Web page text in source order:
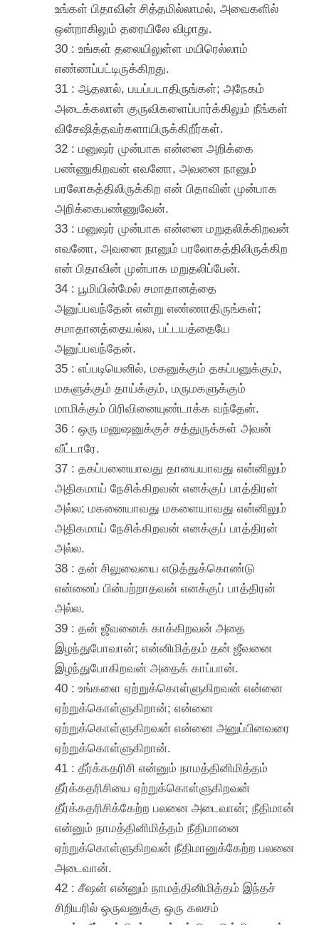
உங்கள் பிதாவின் சித்தமில்லாமல், அவைகளில்
ஒன்றாகிலும் தரையிலே விழாது.
30 : உங்கள் தலையிலுள்ள மயிரெல்லாம்
எண்ணப்பட்டிருக்கிறது.
31 : ஆதலால், பயப்படாதிருங்கள்; அநேகம்
அடைக்கலான் குருவிகளைப்பார்க்கிலும் நீங்கள்
விசேஷித்தவர்களாயிருக்கிறீர்கள்.
32 : மனுஷர் முன்பாக என்னை அறிக்கை
பண்ணுகிறவன் எவனோ, அவனை நானும்
பரலோகத்திலிருக்கிற என் பிதாவின் முன்பாக
அறிக்கைபண்ணுவேன்.
33 : மனுஷர் முன்பாக என்னை மறுதலிக்கிறவன்
எவனோ, அவனை நானும் பரலோகத்திலிருக்கிற
என் பிதாவின் முன்பாக மறுதலிப்பேன்.
34 : பூமியின்மேல் சமாதானத்தை
அனுப்பவந்தேன் என்று எண்ணாதிருங்கள்;
சமாதானத்தையல்ல, பட்டயத்தையே
அனுப்பவந்தேன்.
35 : எப்படியெனில், மகனுக்கும் தகப்பனுக்கும்,
மகளுக்கும் தாய்க்கும், மருமகளுக்கும்
மாமிக்கும் பிரிவினையுண்டாக்க வந்தேன்.
36 : ஒரு மனுஷனுக்குச் சத்துருக்கள் அவன்
வீட்டாரே.
37 : தகப்பனையாவது தாயையாவது என்னிலும்
அதிகமாய் நேசிக்கிறவன் எனக்குப் பாத்திரன்
அல்ல; மகனையாவது மகளையாவது என்னிலும்
அதிகமாய் நேசிக்கிறவன் எனக்குப் பாத்திரன்
அல்ல.
38 : தன் சிலுவையை எடுத்துக்கொண்டு
என்னைப் பின்பற்றாதவன் எனக்குப் பாத்திரன்
அல்ல.
39 : தன் ஜீவனைக் காக்கிறவன் அதை
இழந்துபோவான்; என்னிமித்தம் தன் ஜீவனை
இழந்துபோகிறவன் அதைக் காப்பான்.
40 : உங்களை ஏற்றுக்கொள்ளுகிறவன் என்னை
ஏற்றுக்கொள்ளுகிறான்; என்னை
ஏற்றுக்கொள்ளுகிறவன் என்னை அனுப்பினவரை
ஏற்றுக்கொள்ளுகிறான்.
41 : தீர்க்கதரிசி என்னும் நாமத்தினிமித்தம்
தீர்க்கதரிசியை ஏற்றுக்கொள்ளுகிறவன்
தீர்க்கதரிசிக்கேற்ற பலனை அடைவான்; நீதிமான்
என்னும் நாமத்தினிமித்தம் நீதிமானை
ஏற்றுக்கொள்ளுகிறவன் நீதிமானுக்கேற்ற பலனை
அடைவான்.
42 : சீஷன் என்னும் நாமத்தினிமித்தம் இந்தச்
சிறியரில் ஒருவனுக்கு ஒரு கலசம்